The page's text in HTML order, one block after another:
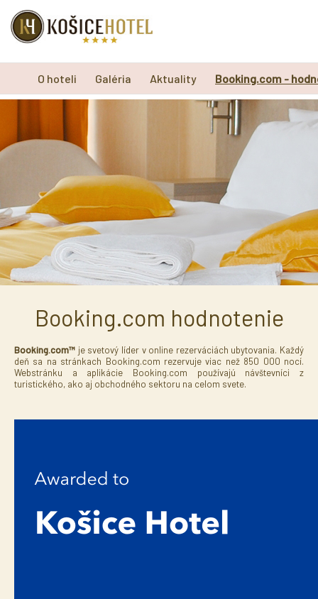
O hoteli Galéria Aktuality Booking.com -
Booking.com hodnotenie
Booking.com™ je svetový líder v online rezerváciách ubytovania. Každý
deň sa na stránkach Booking.com rezervuje viac než 850 000 nocí.
Webstránku a aplikácie Booking.com používajú návštevníci z
turistického, ako aj obchodného sektoru na celom svete.